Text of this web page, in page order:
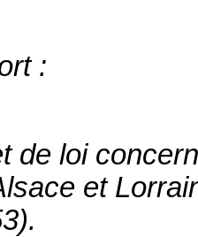
:
de loi
et